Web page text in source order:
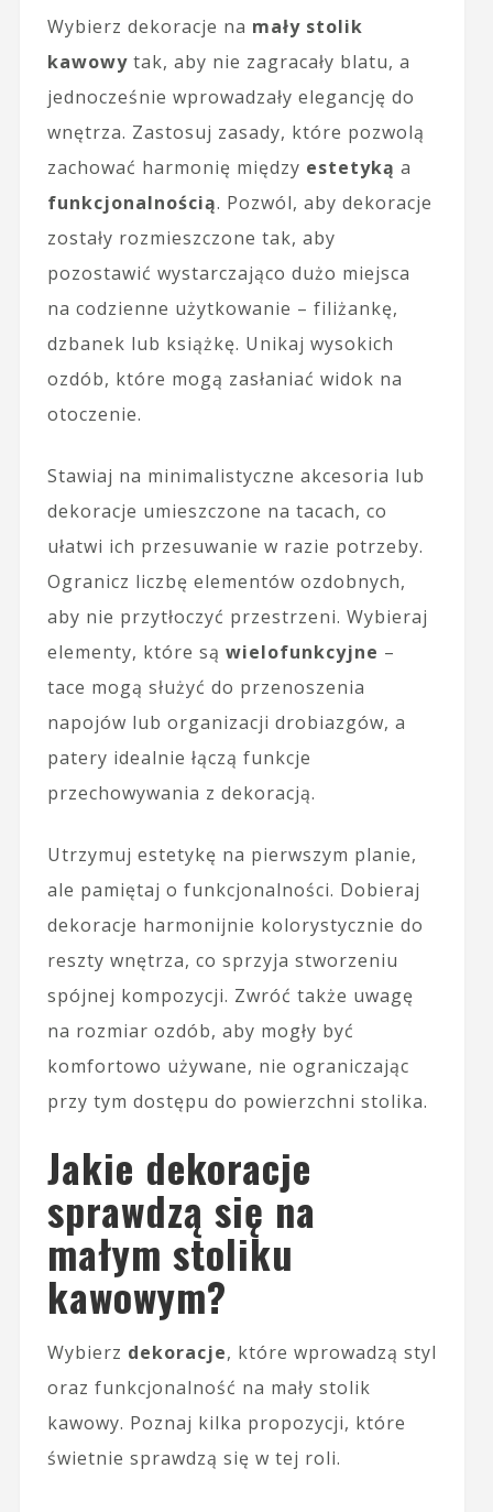
Wybierz dekoracje na mały stolik
kawowytak, aby nie zagracały blatu, a
jednocześnie wprowadzały elegancję do
wnętrza. Zastosuj zasady, które pozwolą
zachować harmonię między estetyką a
funkcjonalnością. Pozwól, aby dekoracje
zostały rozmieszczone tak, aby
pozostawić wystarczająco dużo miejsca
na codzienne użytkowanie – filiżankę,
dzbanek lub książkę. Unikaj wysokich
ozdób, które mogą zasłaniać widok na
otoczenie.
Stawiaj na minimalistyczne akcesoria lub
dekoracje umieszczone na tacach, co
ułatwi ich przesuwanie w razie potrzeby.
Ogranicz liczbę elementów ozdobnych,
aby nie przytłoczyć przestrzeni. Wybieraj
elementy, które są wielofunkcyjne –
tace mogą służyć do przenoszenia
napojów lub organizacji drobiazgów, a
patery idealnie łączą funkcje
przechowywania z dekoracją.
Utrzymuj estetykę na pierwszym planie,
ale pamiętaj o funkcjonalności. Dobieraj
dekoracje harmonijnie kolorystycznie do
reszty wnętrza, co sprzyja stworzeniu
spójnej kompozycji. Zwróć także uwagę
na rozmiar ozdób, aby mogły być
komfortowo używane, nie ograniczając
przy tym dostępu do powierzchni stolika.
Jakie dekoracje
sprawdzą się na
małym stoliku
kawowym?
Wybierz dekoracje, które wprowadzą styl
oraz funkcjonalność na mały stolik
kawowy. Poznaj kilka propozycji, które
świetnie sprawdzą się w tej roli.